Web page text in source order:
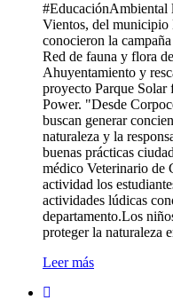
#EducaciónAmbiental
Vientos, del municipio
conocieron la
Red de fauna y flora
Ahuyentamiento y
proyecto Parque
Power. "Desde
buscan generar
naturaleza y la
buenas prácticas
médico Veterinario de
actividad los
actividades lúdicas
departamento.Los
proteger la naturaleza
Leer más